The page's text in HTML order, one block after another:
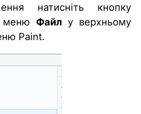
натисніть кнопку
Файл у верхньому
Paint.